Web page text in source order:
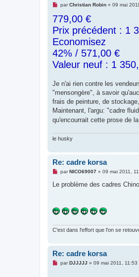
M
s
s
a
g
e
n
o
n
l
u
parChristian Robin» 09 mai
779,00 €
Prix précédent : 1
Economisez
42% / 571,00 €
Valeur neuf : 1
Je n'ai rien contre les
"mensongère", à savoir
frais de peinture, de
Maintenant, l'argu: "cadre
qu'encourrait cette prose de
le husky
Re: cadre korsa
M
s
n
n
l
parNICO69007» 09 mai 2011,
Le problème des cadres
C'est dans l'effort que l'on se
Re: cadre korsa
MparDJJJJJ » 09 mai 2011, 11:53